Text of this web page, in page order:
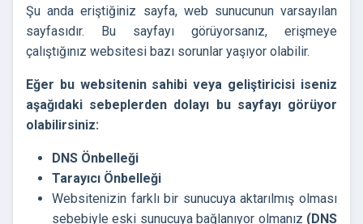
Şu anda eriştiğiniz sayfa, web sunucunun varsayılan
sayfasıdır. Bu sayfayı görüyorsanız, erişmeye
çalıştığınız websitesi bazı sorunlar yaşıyor olabilir.
Eğer bu websitenin sahibi veya geliştiricisi iseniz
aşağıdaki sebeplerden dolayı bu sayfayı görüyor
olabilirsiniz:
DNS Önbelleği
Tarayıcı Önbelleği
Websitenizin farklı bir sunucuya aktarılmış olması
sebebiyle eski sunucuya bağlanıyor olmanız (DNS